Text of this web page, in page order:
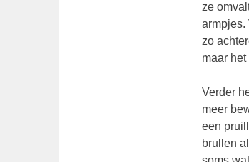
ze
armpjes.
zo
maar
Verder
meer
een
brullen